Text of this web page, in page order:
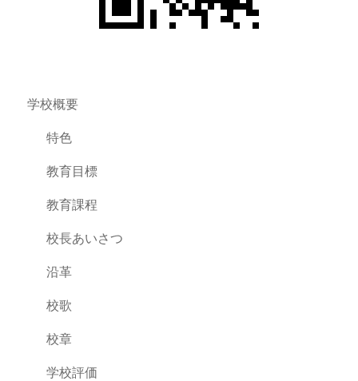
学校概要
特色
教育目標
教育課程
校長あいさつ
沿革
校歌
校章
学校評価